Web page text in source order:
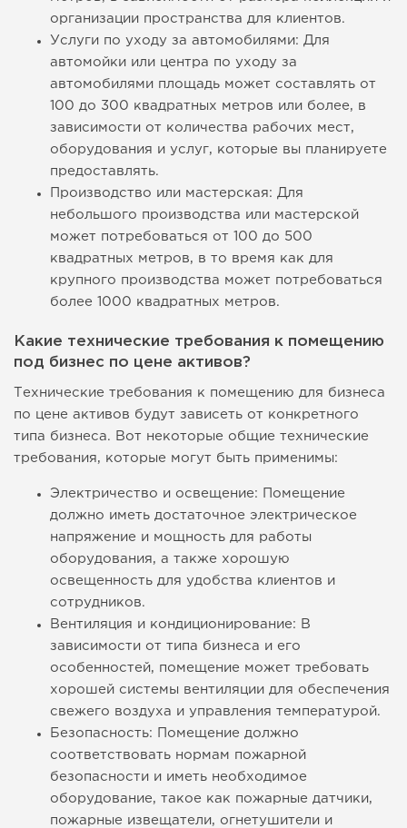
организации пространства для клиентов.
Услуги по уходу за автомобилями: Для
автомойки или центра по уходу за
автомобилями площадь может составлять от
100 до 300 квадратных метров или более, в
зависимости от количества рабочих мест,
оборудования и услуг, которые вы планируете
предоставлять.
Производство или мастерская: Для
небольшого производства или мастерской
может потребоваться от 100 до 500
квадратных метров, в то время как для
крупного производства может потребоваться
более 1000 квадратных метров.
Какие технические требования к помещению
под бизнес по цене активов?
Технические требования к помещению для бизнеса
по цене активов будут зависеть от конкретного
типа бизнеса. Вот некоторые общие технические
требования, которые могут быть применимы:
Электричество и освещение: Помещение
должно иметь достаточное электрическое
напряжение и мощность для работы
оборудования, а также хорошую
освещенность для удобства клиентов и
сотрудников.
Вентиляция и кондиционирование: В
зависимости от типа бизнеса и его
особенностей, помещение может требовать
хорошей системы вентиляции для обеспечения
свежего воздуха и управления температурой.
Безопасность: Помещение должно
соответствовать нормам пожарной
безопасности и иметь необходимое
оборудование, такое как пожарные датчики,
пожарные извещатели, огнетушители и